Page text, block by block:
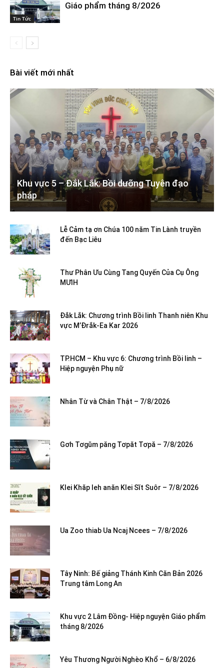
Tin Tức
Giáo phẩm tháng 8/2026
Bài viết mới nhất
Khu vực 5 – Đắk Lắk: Bồi dưỡng Tuyên đạo
pháp
Lễ Cảm tạ ơn Chúa 100 năm Tin Lành truyền
đến Bạc Liêu
Thư Phân Ưu Cùng Tang Quyến Của Cụ Ông
MƯIH
Đắk Lắk: Chương trình Bồi linh Thanh niên Khu
vực M’Đrắk-Ea Kar 2026
TP.HCM – Khu vực 6: Chương trình Bồi linh –
Hiệp nguyện Phụ nữ
Nhân Từ và Chân Thật – 7/8/2026
Gơh Tơgŭm păng Tơpăt Tơpă – 7/8/2026
Klei Khăp leh anăn Klei Sĭt Suôr – 7/8/2026
Ua Zoo thiab Ua Ncaj Ncees – 7/8/2026
Tây Ninh: Bế giảng Thánh Kinh Căn Bản 2026
Trung tâm Long An
Khu vực 2 Lâm Đồng- Hiệp nguyện Giáo phẩm
tháng 8/2026
Yêu Thương Người Nghèo Khổ – 6/8/2026